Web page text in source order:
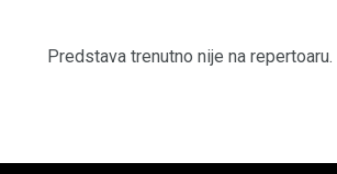
Predstava trenutno nije na repertoaru.